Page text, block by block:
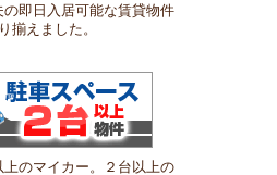
即日入居可能な賃貸物件
揃えました。
のマイカー。２台以上の